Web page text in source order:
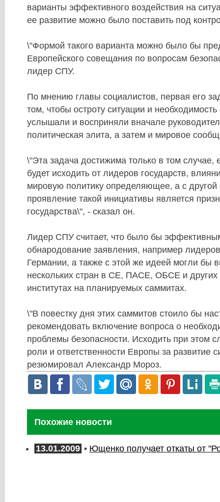
варианты эффективного воздействия на
ее развитие можно было поставить под
\"Формой такого варианта можно было бы
Европейского совещания по вопросам
лидер СПУ.
По мнению главы социалистов, первая его
том, чтобы остроту ситуации и
услышали и восприняли вначале
политическая элита, а затем и мировое
\"Эта задача достижима только в том случае,
будет исходить от лидеров государств,
мировую политику определяющее, а с другой
проявление такой инициативы является
государства\", - сказал он.
Лидер СПУ считает, что было бы
обнародование заявления, например
Германии, а также с этой же идеей могли бы
нескольких стран в СЕ, ПАСЕ, ОБСЕ и
институтах на планируемых саммитах.
\"В повестку дня этих саммитов стоило бы
рекомендовать включение вопроса о
проблемы безопасности. Исходить при этом
роли и ответственности Европы за развитие
резюмировал Александр Мороз.
Похожие новости
13.01.2009 • Ющенко получает откаты от